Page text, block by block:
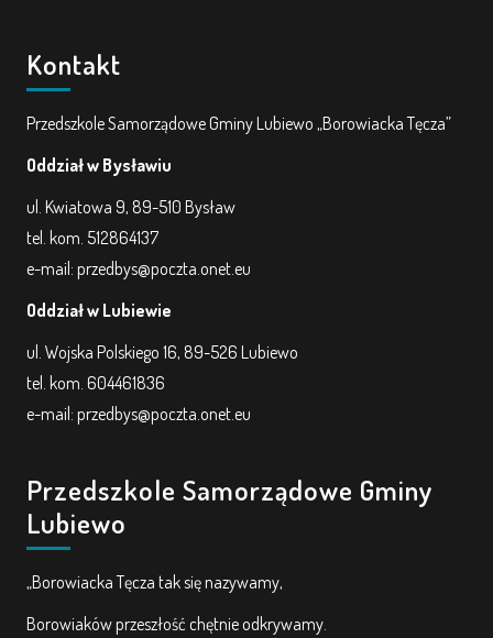
Kontakt
Przedszkole Samorządowe Gminy Lubiewo „Borowiacka Tęcza”
Oddział w Bysławiu
ul. Kwiatowa 9, 89-510 Bysław
tel. kom. 512864137
e-mail: przedbys@poczta.onet.eu
Oddział w Lubiewie
ul. Wojska Polskiego 16, 89-526 Lubiewo
tel. kom. 604461836
e-mail: przedbys@poczta.onet.eu
Przedszkole Samorządowe Gminy
Lubiewo
„Borowiacka Tęcza tak się nazywamy,
Borowiaków przeszłość chętnie odkrywamy.